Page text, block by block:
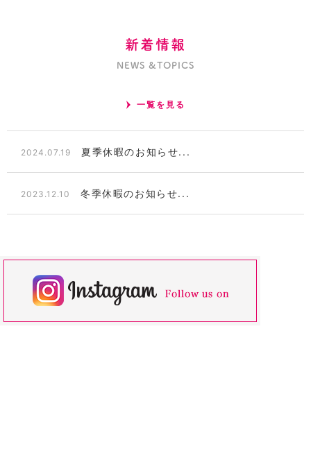
新着情報
NEWS &TOPICS
一覧を見る
2024.07.19 夏季休暇のお知らせ...
2023.12.10 冬季休暇のお知らせ...